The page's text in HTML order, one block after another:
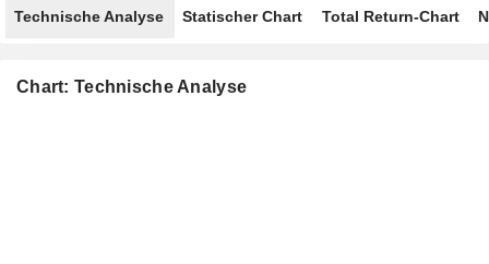
Technische Analyse Statischer Chart Total Return-Chart
Chart: Technische Analyse